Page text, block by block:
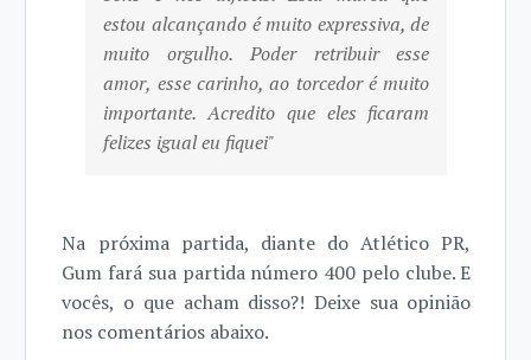
estou alcançando é muito expressiva, de
muito orgulho. Poder retribuir esse
amor, esse carinho, ao torcedor é muito
importante. Acredito que eles ficaram
felizes igual eu fiquei"
Na próxima partida, diante do Atlético PR,
Gum fará sua partida número 400 pelo clube. E
vocês, o que acham disso?! Deixe sua opinião
nos comentários abaixo.